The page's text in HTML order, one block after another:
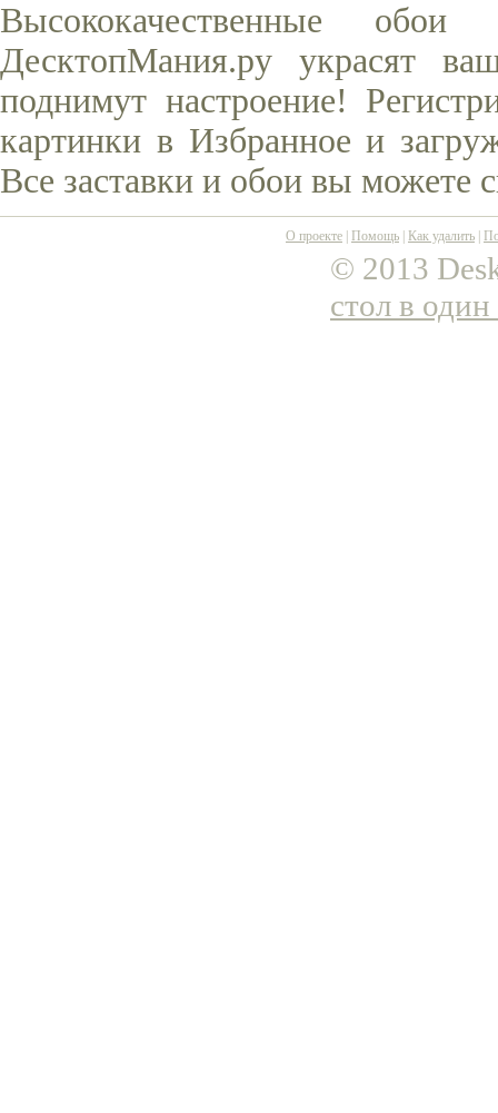
Высококачественные
ДесктопМания.ру украсят
поднимут настроение!
картинки в Избранное и
Все заставки и обои вы можете
О проекте Помощь Как удалить
© 2013
стол в